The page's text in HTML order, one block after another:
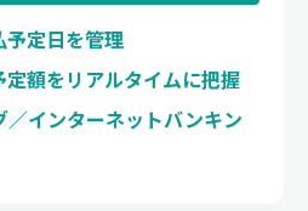
定日を管理
額をリアルタイムに把握
／インターネットバンキン